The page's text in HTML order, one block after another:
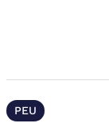
PEU